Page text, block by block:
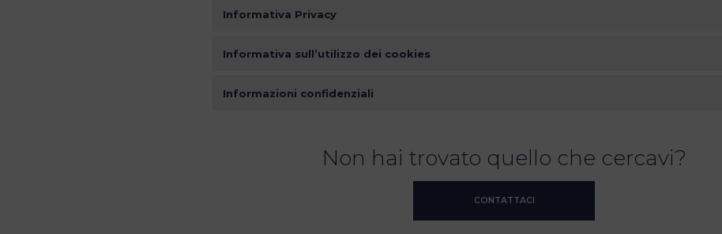
Informativa Privacy
Informativa sull’utilizzo dei cookies
Informazioni confidenziali
Non hai trovato quello che cercavi?
CONTATTACI